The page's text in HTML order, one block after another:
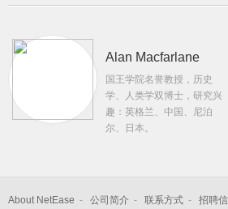
Alan Macfarlane
国王学院名誉教授，历史
学、人类学双博士，研究兴
趣：英格兰、中国、尼泊
尔、日本。
About NetEase - 公司简介 - 联系方式 - 招聘